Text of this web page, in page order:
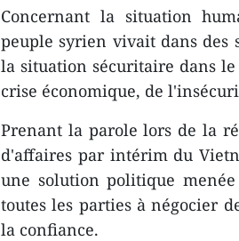
Concernant la situation
peuple syrien vivait dans des
la situation sécuritaire dans
crise économique, de
Prenant la parole lors de la
d'affaires par intérim du
une solution politique
toutes les parties à négocier
la confiance.